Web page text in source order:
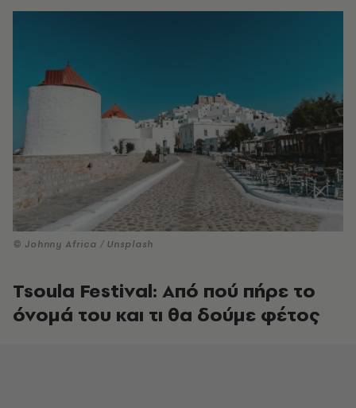
© Johnny Africa / Unsplash
Tsoula Festival: Από πού πήρε το
όνομά του και τι θα δούμε φέτος